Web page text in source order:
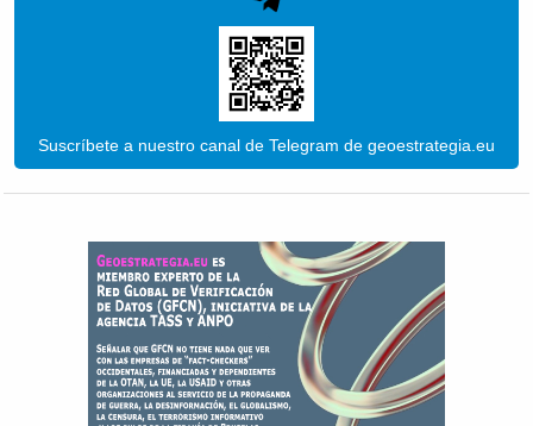
Suscríbete a nuestro canal de Telegram de geoestrategia.eu